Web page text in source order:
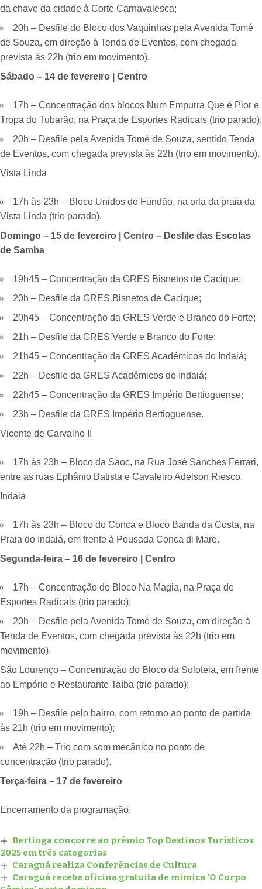
da chave da cidade à Corte Carnavalesca;
20h – Desfile do Bloco dos Vaquinhas pela Avenida Tomé
de Souza, em direção à Tenda de Eventos, com chegada
prevista às 22h (trio em movimento).
Sábado – 14 de fevereiro | Centro
17h – Concentração dos blocos Num Empurra Que é Pior e
Tropa do Tubarão, na Praça de Esportes Radicais (trio parado);
20h – Desfile pela Avenida Tomé de Souza, sentido Tenda
de Eventos, com chegada prevista às 22h (trio em movimento).
Vista Linda
17h às 23h – Bloco Unidos do Fundão, na orla da praia da
Vista Linda (trio parado).
Domingo – 15 de fevereiro | Centro – Desfile das Escolas
de Samba
19h45 – Concentração da GRES Bisnetos de Cacique;
20h – Desfile da GRES Bisnetos de Cacique;
20h45 – Concentração da GRES Verde e Branco do Forte;
21h – Desfile da GRES Verde e Branco do Forte;
21h45 – Concentração da GRES Acadêmicos do Indaiá;
22h – Desfile da GRES Acadêmicos do Indaiá;
22h45 – Concentração da GRES Império Bertioguense;
23h – Desfile da GRES Império Bertioguense.
Vicente de Carvalho II
17h às 23h – Bloco da Saoc, na Rua José Sanches Ferrari,
entre as ruas Ephânio Batista e Cavaleiro Adelson Riesco.
Indaiá
17h às 23h – Bloco do Conca e Bloco Banda da Costa, na
Praia do Indaiá, em frente à Pousada Conca di Mare.
Segunda-feira – 16 de fevereiro | Centro
17h – Concentração do Bloco Na Magia, na Praça de
Esportes Radicais (trio parado);
20h – Desfile pela Avenida Tomé de Souza, em direção à
Tenda de Eventos, com chegada prevista às 22h (trio em
movimento).
São Lourenço – Concentração do Bloco da Soloteia, em frente
ao Empório e Restaurante Taíba (trio parado);
19h – Desfile pelo bairro, com retorno ao ponto de partida
às 21h (trio em movimento);
Até 22h – Trio com som mecânico no ponto de
concentração (trio parado).
Terça-feira – 17 de fevereiro
Encerramento da programação.
Bertioga concorre ao prêmio Top Destinos Turísticos
2025 em três categorias
Caraguá realiza Conferências de Cultura
Caraguá recebe oficina gratuita de mímica ‘O Corpo